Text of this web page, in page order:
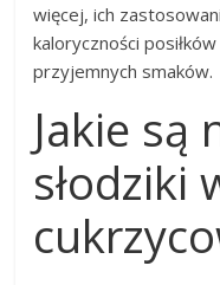
więcej, ich
kaloryczności
przyjemnych smaków.
Jakie są
słodziki